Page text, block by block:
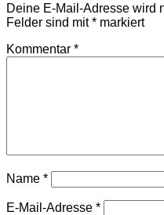
Deine E-Mail-Adresse wird
Felder sind mit* markiert
Kommentar *
Name *
E-Mail-Adresse *